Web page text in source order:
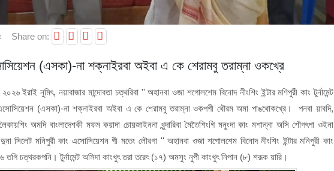
Share on:
(এসকা)-না শক্নাইরবা অইবা এ কে শেরামবু তরাম্না ওকখ্রে
ইরাই নুমিৎ, নয়াবাজার মান্দোবতা চত্থরিবা '' অহানবা ওজা শগোলশেম বিনোদ নীংশিং ইন্টার মণিপুরী কাং টুর্নামেন্ট
(এসকা)-না শক্নাইরবা অইবা এ কে শেরামবু তরাম্না ওকপগী থৌরম অমা পাঙথোকখ্রে। পনবা য়াবদি,
লৈকায়শিং অমদি বাংলাদেশকী মফম কয়াদা চোয়জাইননা খুন্দারিবা মৈতৈশিংগি মনুংদা কাং মশান্না অসি শৌগৎপা ওইনা
সিলেট মনিপুরী কাং এসোসিয়েশন গী মতেং লৌরগা '' অহানবা ওজা শগোলশেম বিনোদ নীংশিং ইন্টার মনিপুরী কাং
তগি চত্থরকপনি। টুর্নামেন্ট অসিদা কাংখুৎ তরা তরেৎ (১৭) অমসুং নুপী কাংখুৎ নিপান (৮) শরূক য়ারি।